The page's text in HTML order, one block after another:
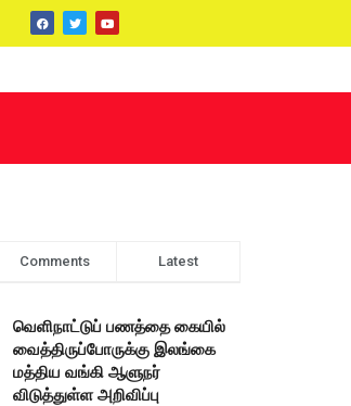
Comments Latest
வெளிநாட்டுப் பணத்தை கையில்
வைத்திருப்போருக்கு இலங்கை
மத்திய வங்கி ஆளுநர்
விடுத்துள்ள அறிவிப்பு